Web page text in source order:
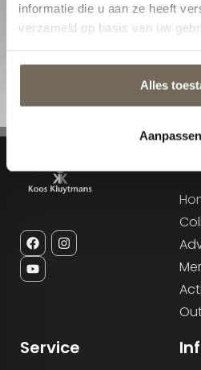
informatie die u aan ze heeft
verzameld op basis van uw
Alles
Aanpassen
Service